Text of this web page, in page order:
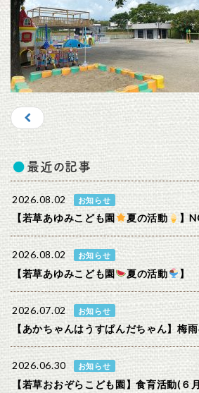
最近の記事
2026.08.02 お知らせ
【若草あゆみこども園 夏の活動 】
2026.08.02 お知らせ
【若草あゆみこども園 夏の活動 】
2026.07.02 お知らせ
【あかちゃんはうすぱんだちゃん】梅
2026.06.30 お知らせ
【若草おおぞらこども園】食育活動(６